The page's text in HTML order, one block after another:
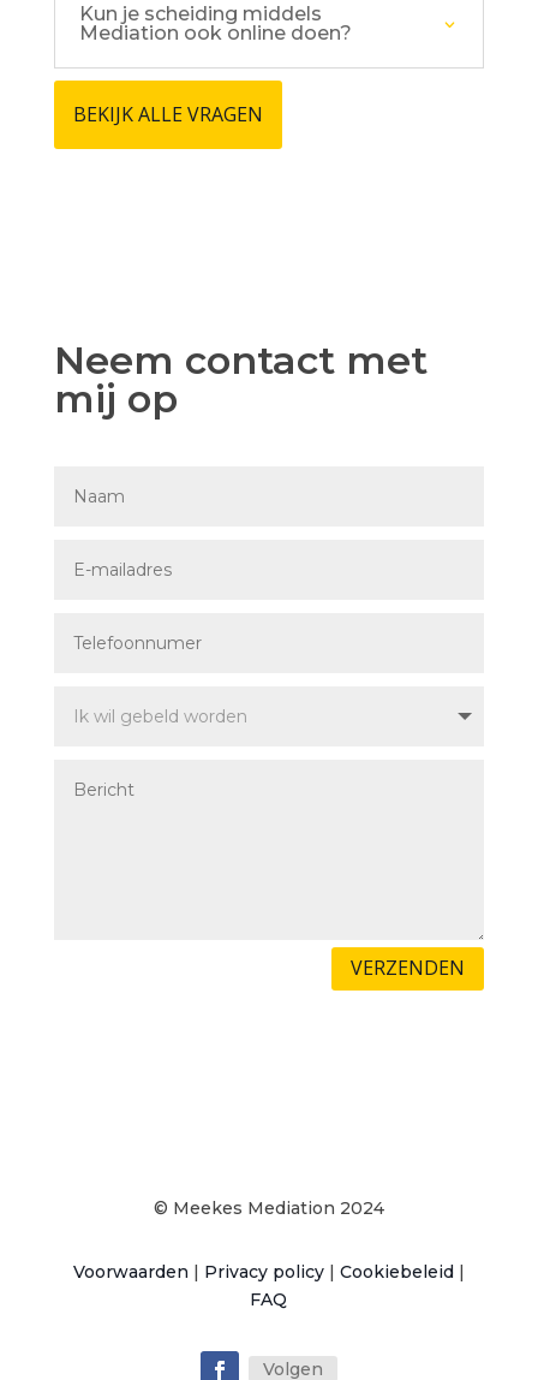
Kun je scheiding middels
Mediation ook online doen?
BEKIJK ALLE VRAGEN
Neem contact met
mij op
VERZENDEN
© Meekes Mediation 2024
Voorwaarden | Privacy policy| Cookiebeleid|
FAQ
Volgen